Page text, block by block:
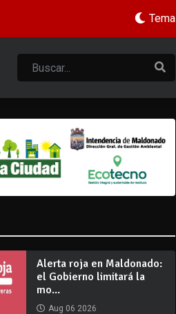
Tema
Alerta roja en Maldonado:
el Gobierno limitará la
mo...
Aug 06 2026